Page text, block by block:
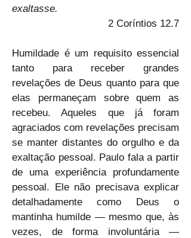
exaltasse.
2 Coríntios 12.7
Humildade é um requisito essencial
tanto para receber grandes
revelações de Deus quanto para que
elas permaneçam sobre quem as
recebeu. Aqueles que já foram
agraciados com revelações precisam
se manter distantes do orgulho e da
exaltação pessoal. Paulo fala a partir
de uma experiência profundamente
pessoal. Ele não precisava explicar
detalhadamente como Deus o
mantinha humilde — mesmo que, às
vezes, de forma involuntária —